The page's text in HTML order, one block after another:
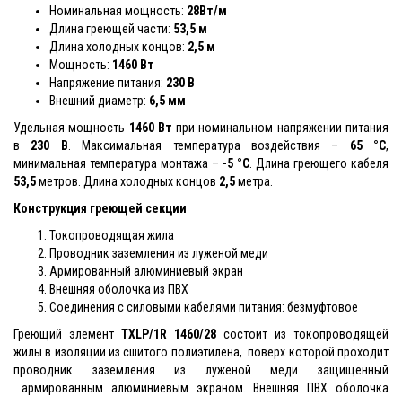
Номинальная мощность: 28Вт/м
Длина греющей части: 53,5 м
Длина холодных концов: 2,5 м
Мощность: 1460 Вт
Напряжение питания: 230 В
Внешний диаметр: 6,5 мм
Удельная мощность 1460 Вт при номинальном напряжении питания
в 230 В . Максимальная температура воздействия – 65 °С,
минимальная температура монтажа – -5 °С . Длина греющего кабеля
53,5метров. Длина холодных концов 2,5метра.
Конструкция греющей секции
Токопроводящая жила
Проводник заземления из луженой меди
Армированный алюминиевый экран
Внешняя оболочка из ПВХ
Соединения с силовыми кабелями питания: безмуфтовое
Греющий элемент TXLP/1R 1460/28 состоит из токопроводящей
жилы в изоляции из сшитого полиэтилена, поверх которой проходит
проводник заземления из луженой меди защищенный
армированным алюминиевым экраном. Внешняя ПВХ оболочка